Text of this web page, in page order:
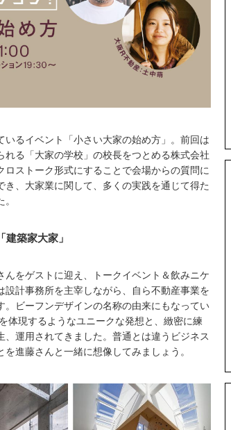
るイベント「小さい大家の始め方」。前回は
る「大家の学校」の校長をつとめる株式会社
ロストーク形式にすることで会場からの質問に
き、大家業に関して、多くの実践を通じて得た
築家大家」
をゲストに迎え、トークイベント＆飲みニケ
設計事務所を主宰しながら、自ら不動産事業を
。ビーフンデザインの名称の由来にもなってい
体現するようなユニークな発想と、緻密に練
、運用されてきました。普通とは違うビジネス
進藤さんと一緒に想像してみましょう。